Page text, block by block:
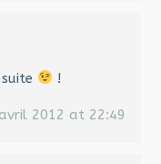
!
2012 at 22:49